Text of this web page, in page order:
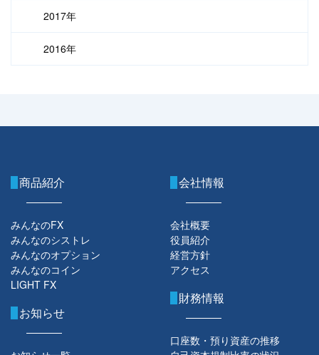
2017年
2016年
商品紹介
みんなのFX
みんなのシストレ
みんなのオプション
みんなのコイン
LIGHT FX
お知らせ
会社情報
会社概要
役員紹介
経営方針
アクセス
財務情報
口座数・預り資産の推移